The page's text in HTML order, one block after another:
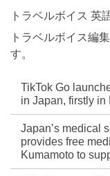
トラベルボイス 英
トラベルボイス編
す。
TikTok Go
in Japan, firstly in
Japan’s medical
provides free
Kumamoto to